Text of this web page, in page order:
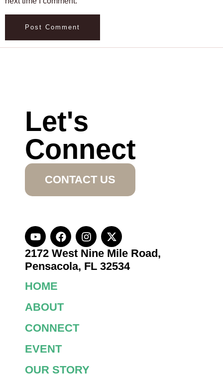
Let's
Connect
CONTACT US
2172 West Nine Mile Road,
Pensacola, FL 32534
HOME
ABOUT
CONNECT
EVENT
OUR STORY